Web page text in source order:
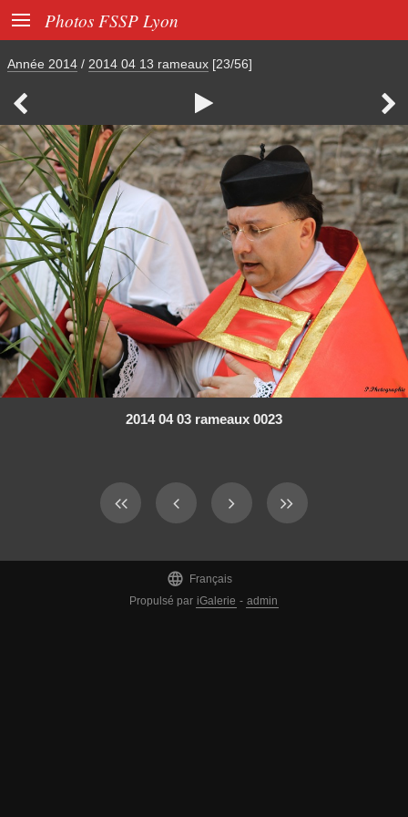
 Photos FSSP Lyon
Année 2014 / 2014 04 13 rameaux [23/56]
  
2014 04 03 rameaux 0023

Français
Propulsé par iGalerie - admin